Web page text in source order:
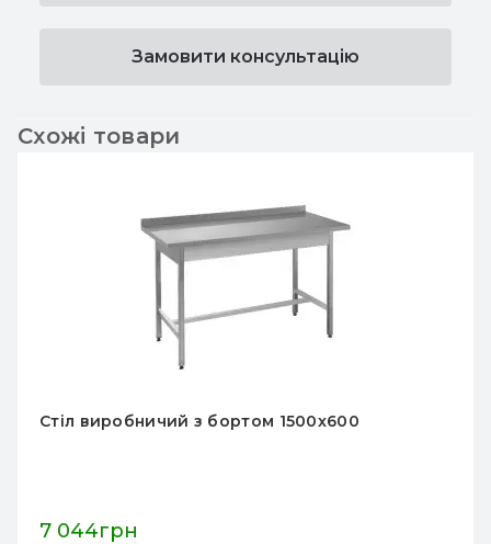
Замовити консультацію
Схожі товари
Стіл виробничий з бортом 1500x600
7 044грн